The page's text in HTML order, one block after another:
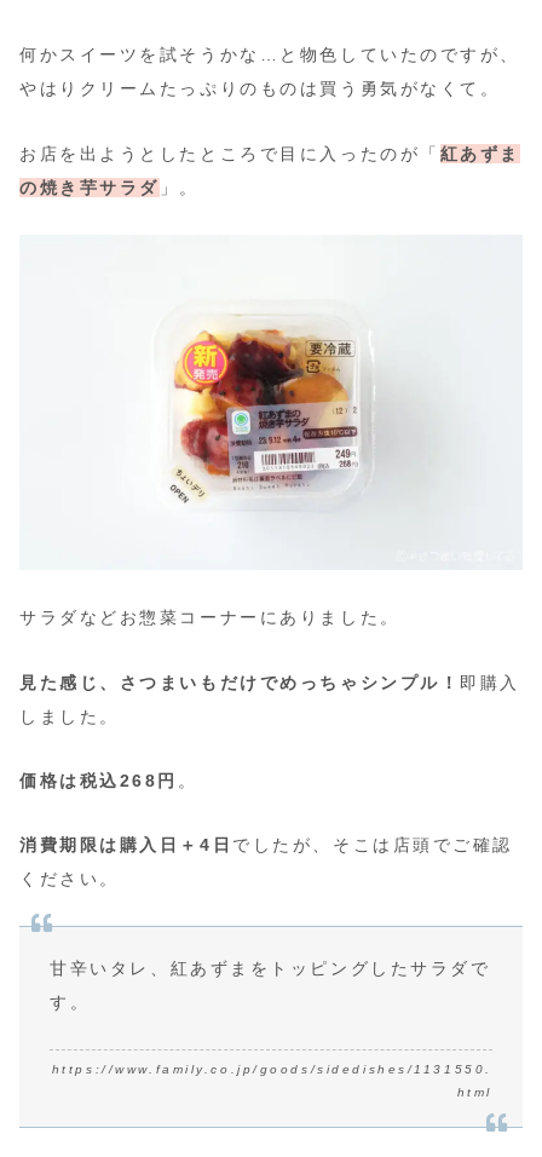
何かスイーツを試そうかな…と物色していたのですが、
やはりクリームたっぷりのものは買う勇気がなくて。
お店を出ようとしたところで目に入ったのが「 紅あずま
の焼き芋サラダ 」。
サラダなどお惣菜コーナーにありました。
見た感じ、さつまいもだけでめっちゃシンプル！ 即購入
しました。
価格は税込268円 。
消費期限は購入日＋4日 でしたが、そこは店頭でご確認
ください。
甘辛いタレ、紅あずまをトッピングしたサラダで
す。
https://www.family.co.jp/goods/sidedishes/1131550.
html